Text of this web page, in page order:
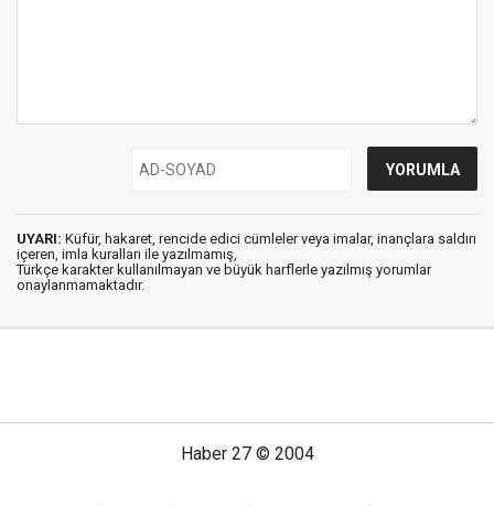
UYARI: Küfür, hakaret, rencide edici cümleler veya imalar, inançlara saldırı
içeren, imla kuralları ile yazılmamış,
Türkçe karakter kullanılmayan ve büyük harflerle yazılmış yorumlar
onaylanmamaktadır.
Haber 27 © 2004